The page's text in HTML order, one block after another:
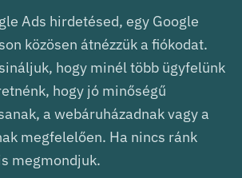
Ads hirdetésed, egy Google
közösen átnézzük a fiókodat.
hogy minél több ügyfelünk
hogy jó minőségű
a webáruházadnak vagy a
megfelelően. Ha nincs ránk
megmondjuk.